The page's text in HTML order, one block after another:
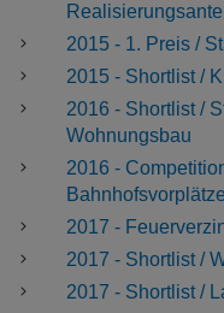
2015 - 1. Preis /
2015 - Shortlist /
2016 - Shortlist /
Wohnungsbau
2016 -
Bahnhofsvorplätze
2017 -
2017 - Shortlist /
2017 - Shortlist /